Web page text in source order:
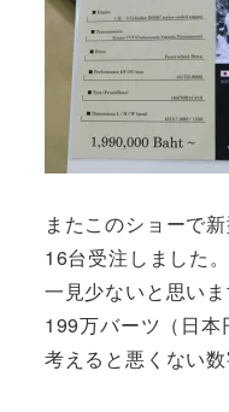
またこのショーで
16台受注しました。
一見少ないと思い
199万バーツ（日
考えると悪くない数